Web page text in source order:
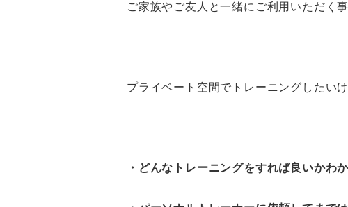
ご家族やご友人と一緒にご利用いただく
プライベート空間でトレーニングしたいけ
・どんなトレーニングをすれば良いかわ